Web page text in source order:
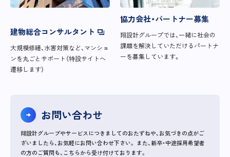
建物総合コンサルタント
大規模修繕、水害対策など、マンショ
ンを丸ごとサポート（特設サイトへ
遷移します）
協力会社・パートナー募集
翔設計グループでは、一緒に社会の
課題を解決していただけるパートナ
ーを募集しています。
お問い合わせ
翔設計グループやサービスにつきましてのおたずねや、お気づきの点がご
ざいましたら、お気軽にお問い合わせ下さい。 また、新卒・中途採用希望者
の方のご質問も、こちらから受け付けております。